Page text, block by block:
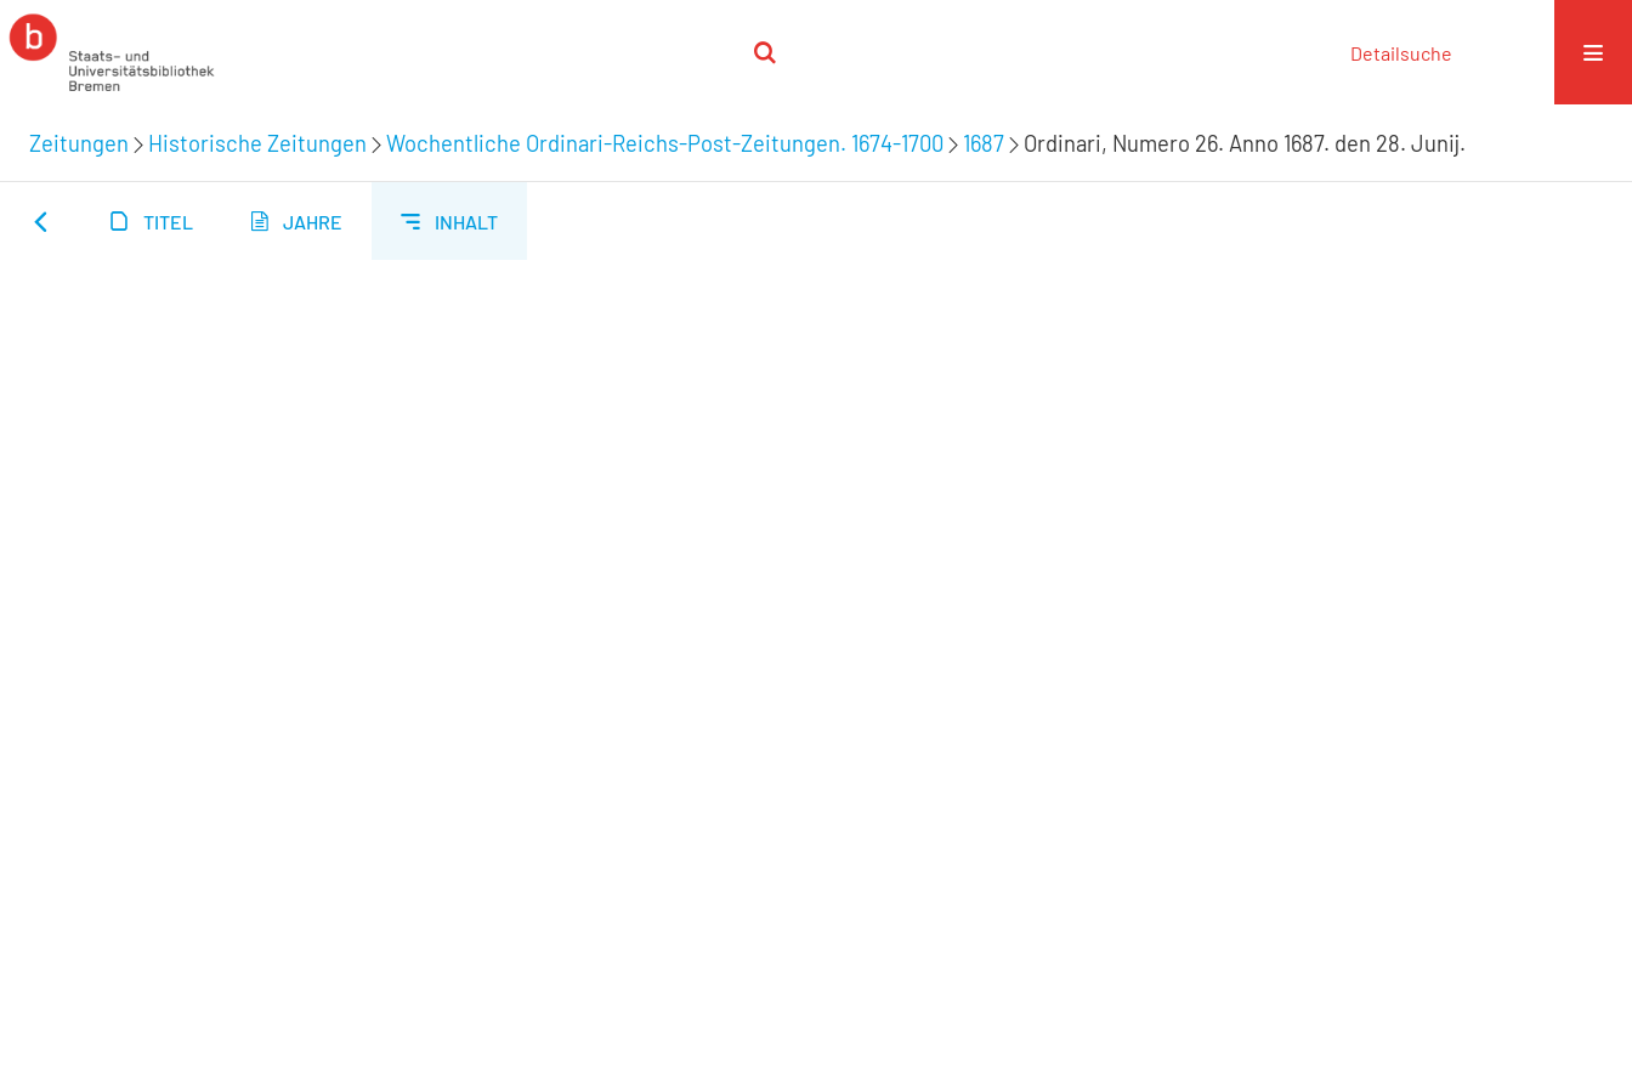
Detailsuche
Zeitungen Historische Zeitungen Wochentliche Ordinari-Reichs-Post-Zeitungen. 1674-1700 1687 Ordinari, Numero 26. Anno 1687. den 28. Junij.
TITEL JAHRE INHALT